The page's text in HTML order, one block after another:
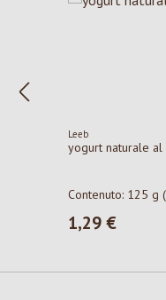
Leeb
yogurt naturale
Contenuto: 125 g
Prezzo normale:
1,29 €